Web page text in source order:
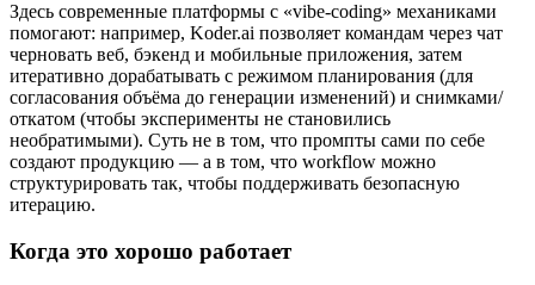
Здесь современные платформы с «vibe‑coding» механиками
помогают: например, Koder.ai позволяет командам через чат
черновать веб, бэкенд и мобильные приложения, затем
итеративно дорабатывать с режимом планирования (для
согласования объёма до генерации изменений) и снимками/
откатом (чтобы эксперименты не становились
необратимыми). Суть не в том, что промпты сами по себе
создают продукцию — а в том, что workflow можно
структурировать так, чтобы поддерживать безопасную
итерацию.
Когда это хорошо работает